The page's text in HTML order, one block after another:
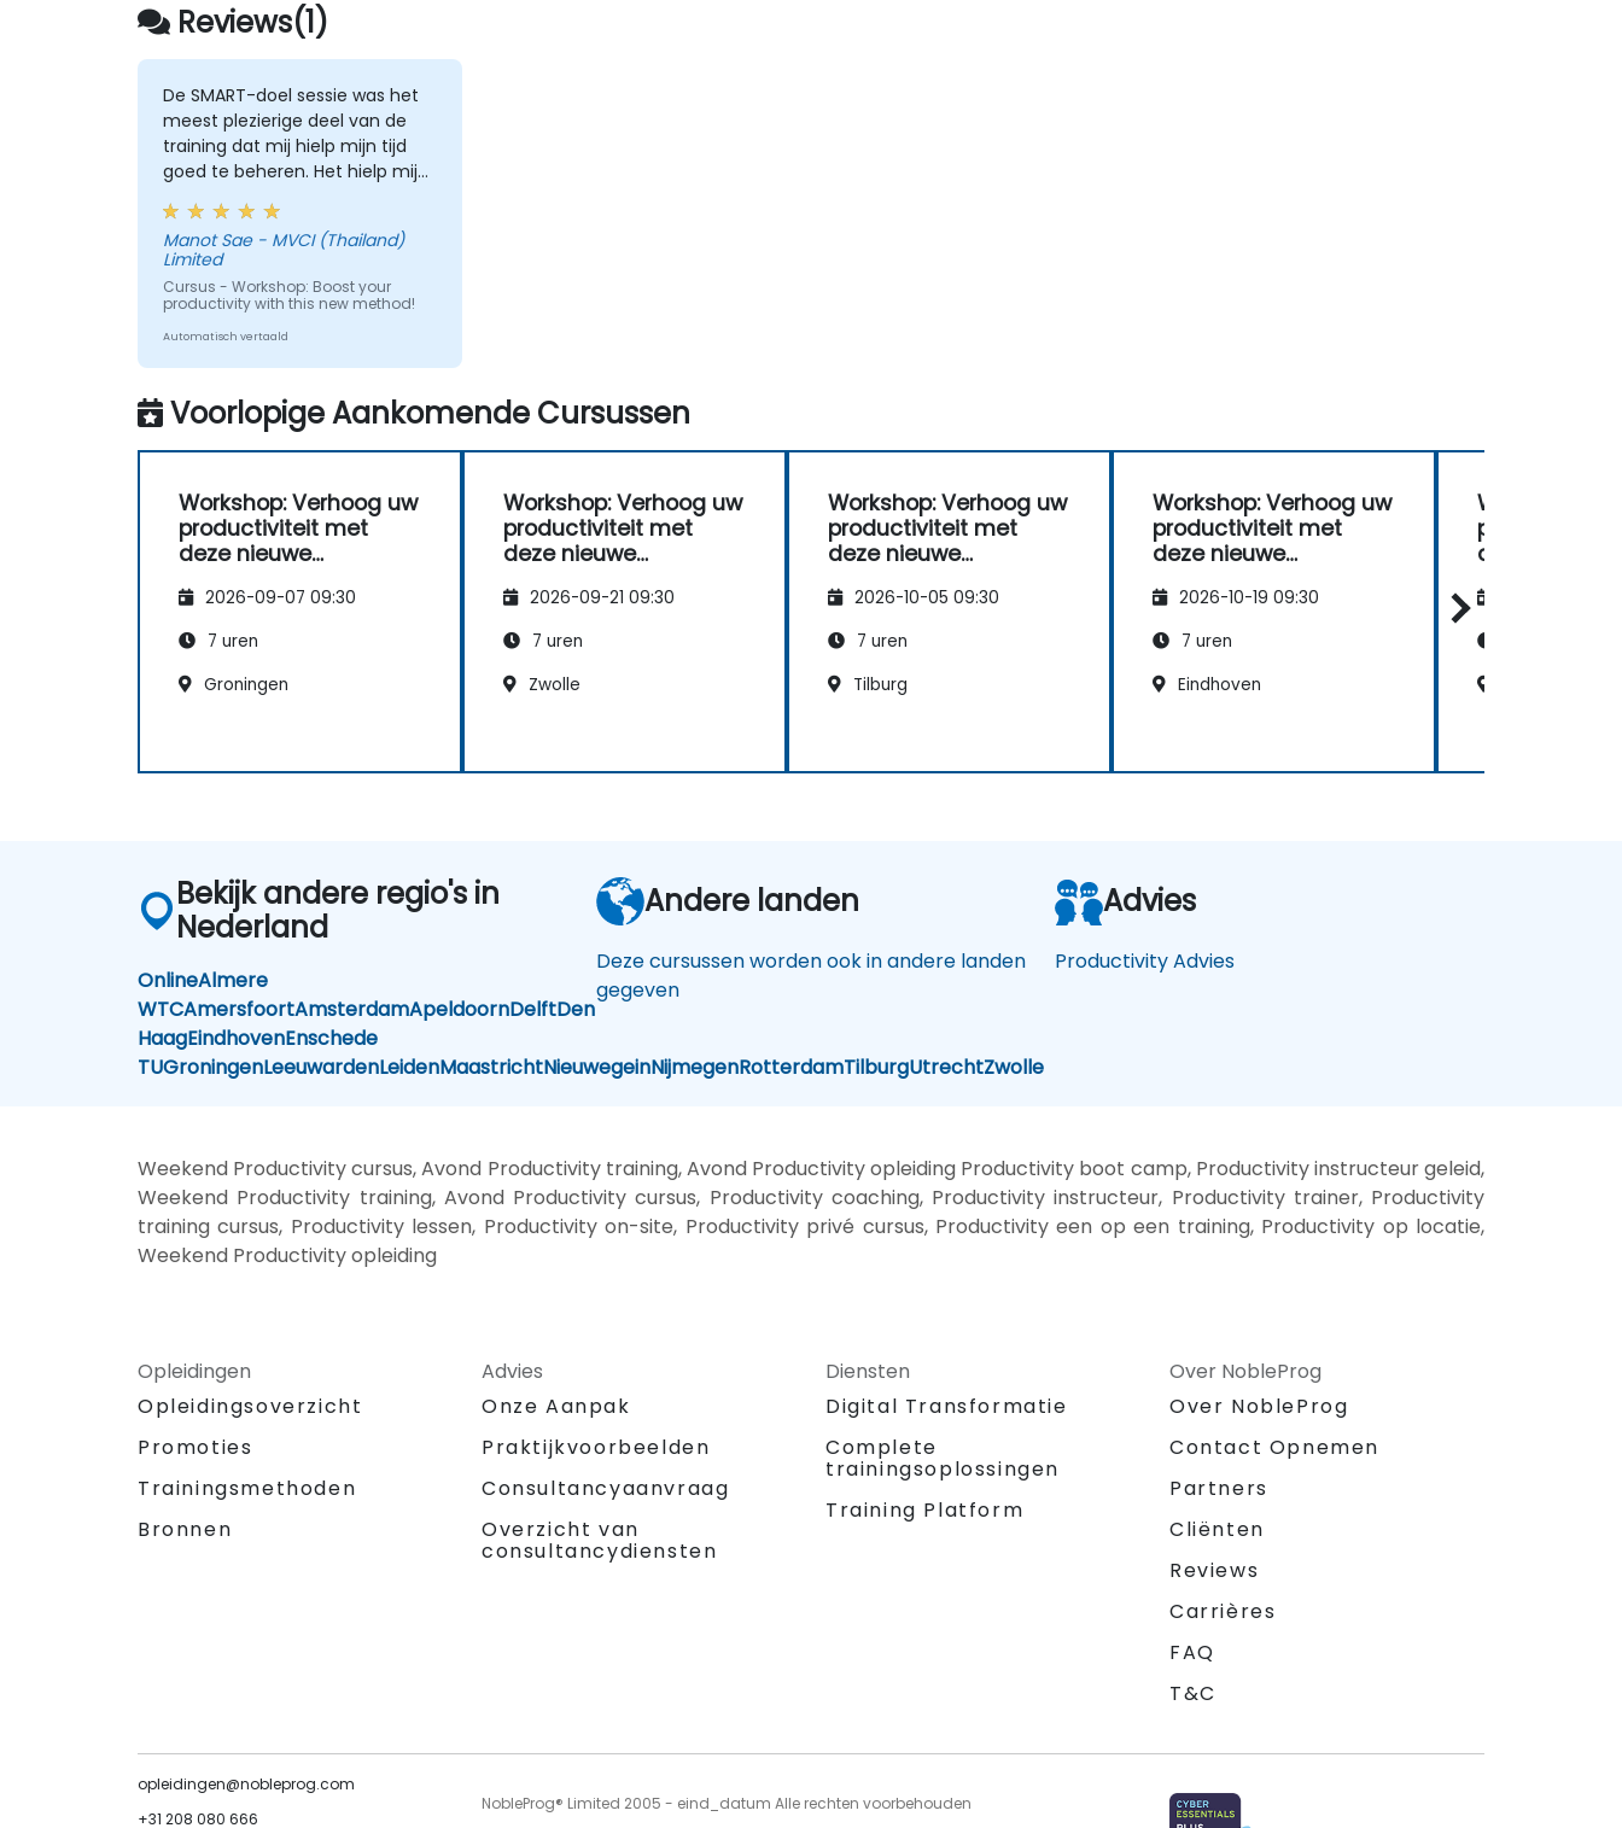
Reviews(1)
De SMART-doel sessie was het
meest plezierige deel van de
training dat mij hielp mijn tijd
goed te beheren. Het hielp mij
mijn doelen duidelijker te stellen
en ik kon echt zien dat het
stellen van SMART-doelen bijna
alles raakt, zoals Financiën,
Sociaal Leven, Carrière en
Manot Sae - MVCI (Thailand)
Limited
Cursus - Workshop: Boost your
productivity with this new method!
Automatisch vertaald
Voorlopige Aankomende Cursussen
Workshop: Verhoog uw
productiviteit met
deze nieuwe
2026-09-07 09:30
7 uren
Groningen
Workshop: Verhoog uw
productiviteit met
deze nieuwe
2026-09-21 09:30
7 uren
Zwolle
Workshop: Verhoog uw
productiviteit met
deze nieuwe
2026-10-05 09:30
7 uren
Tilburg
Workshop: Verhoog uw
productiviteit met
deze nieuwe
2026-10-19 09:30
7 uren
Eindhoven
Workshop:
deze nieuwe
Bekijk andere regio's in
Nederland
OnlineAlmere
WTCAmersfoortAmsterdamApeldoornDelftDen
HaagEindhovenEnschede
TUGroningenLeeuwardenLeidenMaastrichtNieuwegeinNijmegenRotterdamTilburgUtrechtZwolle
Andere landen
Deze cursussen worden ook in andere landen
gegeven
Advies
Productivity Advies
Weekend Productivity cursus, Avond Productivity training, Avond Productivity opleiding Productivity boot camp, Productivity instructeur geleid,
Weekend Productivity training, Avond Productivity cursus, Productivity coaching, Productivity instructeur, Productivity trainer, Productivity
training cursus, Productivity lessen, Productivity on-site, Productivity privé cursus, Productivity een op een training, Productivity op locatie,
Weekend Productivity opleiding
Opleidingen
Opleidingsoverzicht
Promoties
Trainingsmethoden
Bronnen
Advies
Onze Aanpak
Praktijkvoorbeelden
Consultancyaanvraag
Overzicht van
consultancydiensten
Diensten
Digital Transformatie
Complete
trainingsoplossingen
Training Platform
Over NobleProg
Over NobleProg
Contact Opnemen
Partners
Cliënten
Reviews
Carrières
FAQ
T&C
opleidingen@nobleprog.com
+31 208 080 666
NobleProg® Limited 2005 - eind_datum Alle rechten voorbehouden